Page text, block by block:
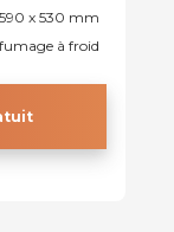
x 530 mm
à froid